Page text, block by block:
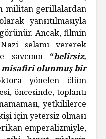
militan gerillalardan
yansıtılmasıyla
Ancak, filmin
selamı vererek
“belirsiz,
misafiri olunmuş bir
yönelen ölüm
öncesinde, toplantı
yetkililerce
için yetersiz olması
emperalizmiyle,